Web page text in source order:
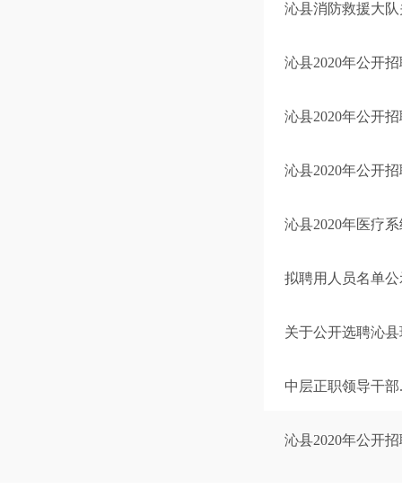
沁县消防救援大
沁县2020年公开
沁县2020年公开
沁县2020年公开
沁县2020年医疗
拟聘用人员名单公
关于公开选聘沁
中层正职领导干部
沁县2020年公开